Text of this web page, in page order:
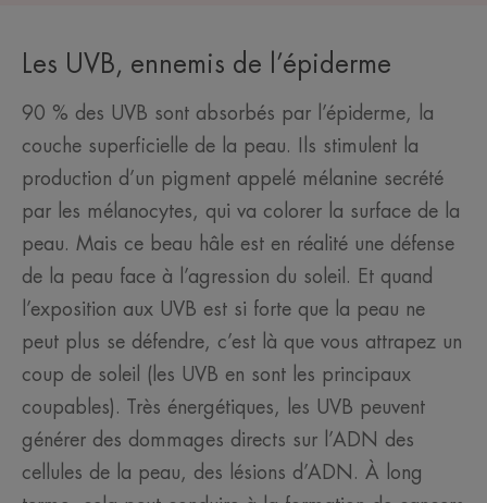
Les UVB, ennemis de l’épiderme
90 % des UVB sont absorbés par l’épiderme, la
couche superficielle de la peau. Ils stimulent la
production d’un pigment appelé mélanine secrété
par les mélanocytes, qui va colorer la surface de la
peau. Mais ce beau hâle est en réalité une défense
de la peau face à l’agression du soleil. Et quand
l’exposition aux UVB est si forte que la peau ne
peut plus se défendre, c’est là que vous attrapez un
coup de soleil (les UVB en sont les principaux
coupables). Très énergétiques, les UVB peuvent
générer des dommages directs sur l’ADN des
cellules de la peau, des lésions d’ADN. À long